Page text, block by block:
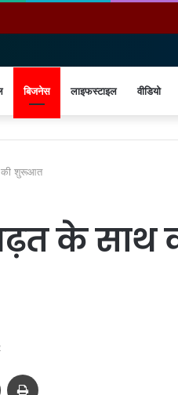
बिजनेस लाइफस्टाइल वीडियो
की शुरूआत
के साथ
Share via Email